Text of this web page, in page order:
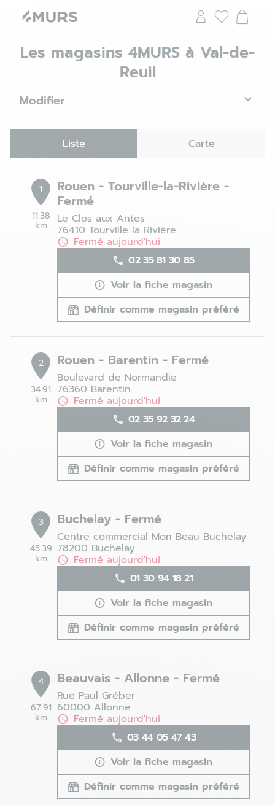
Les magasins 4MURS à Val-de-
Reuil
Modifier
Liste Carte
1
11.38
km
Rouen - Tourville-la-Rivière -
Fermé
Le Clos aux Antes
76410 Tourville la Rivière
Fermé aujourd'hui
02 35 81 30 85
Voir la fiche magasin
Définir comme magasin préféré
2
34.91
km
Rouen - Barentin - Fermé
Boulevard de Normandie
76360 Barentin
Fermé aujourd'hui
02 35 92 32 24
Voir la fiche magasin
Définir comme magasin préféré
3
45.39
km
Buchelay - Fermé
Centre commercial Mon Beau Buchelay
78200 Buchelay
Fermé aujourd'hui
01 30 94 18 21
Voir la fiche magasin
Définir comme magasin préféré
4
67.91
km
Beauvais - Allonne - Fermé
Rue Paul Gréber
60000 Allonne
Fermé aujourd'hui
03 44 05 47 43
Voir la fiche magasin
Définir comme magasin préféré